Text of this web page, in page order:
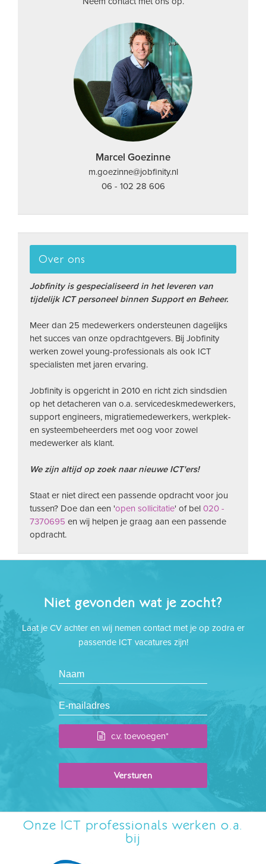
Marcel Goezinne
m.goezinne@jobfinity.nl
06 - 102 28 606
Over ons
Jobfinity is gespecialiseerd in het leveren van
tijdelijk ICT personeel binnen Support en Beheer.
Meer dan 25 medewerkers ondersteunen dagelijks
het succes van onze opdrachtgevers. Bij Jobfinity
werken zowel young-professionals als ook ICT
specialisten met jaren ervaring.
Jobfinity is opgericht in 2010 en richt zich sindsdien
op het detacheren van o.a. servicedeskmedewerkers,
support engineers, migratiemedewerkers, werkplek-
en systeembeheerders met oog voor zowel
medewerker als klant.
We zijn altijd op zoek naar nieuwe ICT'ers!
Staat er niet direct een passende opdracht voor jou
tussen? Doe dan een 'open sollicitatie' of bel 020 -
7370695 en wij helpen je graag aan een passende
opdracht.
Niet gevonden wat je zocht?
Laat je CV achter en wij nemen contact met je op zodra er
passende ICT vacatures zijn!
c.v. toevoegen*
Onze ICT professionals werken o.a.
bij